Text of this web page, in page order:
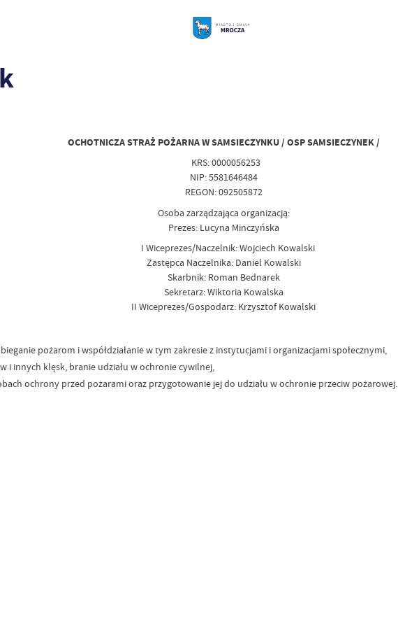
OCHOTNICZA STRAŻ POŻARNA W SAMSIECZYNKU / OSP SAMSIECZYNEK /
KRS: 0000056253
NIP: 5581646484
REGON: 092505872
Osoba zarządzająca organizacją:
Prezes: Lucyna Minczyńska
I Wiceprezes/Naczelnik: Wojciech Kowalski
Zastępca Naczelnika: Daniel Kowalski
Skarbnik: Roman Bednarek
Sekretarz: Wiktoria Kowalska
II Wiceprezes/Gospodarz: Krzysztof Kowalski
pożarom i współdziałanie w tym zakresie z instytucjami i organizacjami społecznymi,
i innych klęsk, branie udziału w ochronie cywilnej,
ochrony przed pożarami oraz przygotowanie jej do udziału w ochronie przeciw pożarowej.